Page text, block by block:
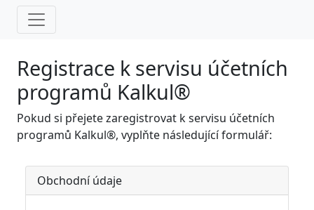
Registrace k servisu účetních
programů Kalkul®
Pokud si přejete zaregistrovat k servisu účetních
programů Kalkul®, vyplňte následující formulář:
Obchodní údaje